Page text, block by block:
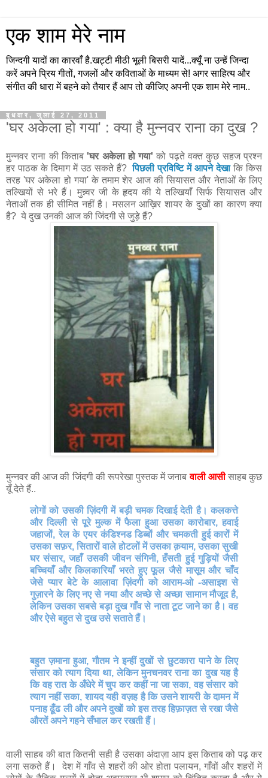
एक शाम मेरे नाम
जिन्दगी यादों का कारवाँ है.खट्टी मीठी भूली बिसरी यादें...क्यूँ ना उन्हें जिन्दा
करें अपने प्रिय गीतों, गजलों और कविताओं के माध्यम से! अगर साहित्य और
संगीत की धारा में बहने को तैयार हैं आप तो कीजिए अपनी एक शाम मेरे नाम..
बुधवार, जुलाई 27, 2011
'घर अकेला हो गया' : क्या है मुन्नवर राना का दुख ?
मुन्नवर राना की किताब'घर अकेला हो गया' को पढ़ते वक्त कुछ सहज प्रश्न
हर पाठक के दिमाग में उठ सकते हैं?पिछली प्रविष्टि में आपने देखा कि किस
तरह 'घर अकेला हो गया' के तमाम शेर आज की सियासत और नेताओं के लिए
तल्खियों से भरे हैं। मुन्न्वर जी के हृदय की ये तल्खियाँ सिर्फ सियासत और
नेताओं तक ही सीमित नहीं है। मसलन आख़िर शायर के दुखों का कारण क्या
है? ये दुख उनकी आज की जिंदगी से जुड़े हैं?
मुन्नवर की आज की जिंदगी की रूपरेखा पुस्तक में जनाब वाली आसीसाहब कुछ
यूँ देते हैं..
लोगों को उसकी ज़िंदगी में बड़ी चमक दिखाई देती है। कलकत्ते
और दिल्ली से पूरे मुल्क में फैला हुआ उसका कारोबार, हवाई
जहाजों, रेल के एयर कंडिश्नड डिब्बों और चमकती हुई कारों में
उसका सफ़र, सितारों वाले होटलों में उसका क़याम, उसका सुखी
घर संसार, जहाँ उसकी जीवन संगिनी, हँसती हुई गुड़ियों जैसी
बच्चियाँ और किलकारियाँ भरते हुए फूल जैसे मासूम और चाँद
जेसे प्यार बेटे के आलावा ज़िंदगी को आराम-ओ -असाइश से
गुज़ारने के लिए नए से नया और अच्छे से अच्छा सामान मौजूद है,
लेकिन उसका सबसे बड़ा दुख गाँव से नाता टूट जाने का है। वह
और ऐसे बहुत से दुख उसे सताते हैं।
बहुत ज़माना हुआ, गौतम ने इन्हीं दुखों से छुटकारा पाने के लिए
संसार को त्याग दिया था, लेकिन मुनचनवर राना का दुख यह है
कि वह रात के अँधेरे में चुप कर कहीं ना जा सका, वह संसार को
त्याग नहीं सका, शायद यही वज़ह है कि उसने शायरी के दामन में
पनाह ढूँढ ली और अपने दुखों को इस तरह हिफ़ाज़त से रखा जैसे
औरतें अपने गहने सँभाल कर रखती हैं।
वाली साहब की बात कितनी सही है उसका अंदाज़ा आप इस किताब को पढ़ कर
लगा सकते हैं। देश में गाँव से शहरों की ओर होता पलायन, गाँवों और शहरों में